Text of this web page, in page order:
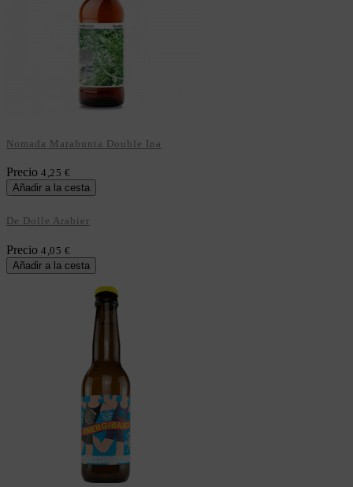
Nomada Marabunta Double Ipa
Precio 4,25 €
Añadir a la cesta
De Dolle Arabier
Precio 4,05 €
Añadir a la cesta